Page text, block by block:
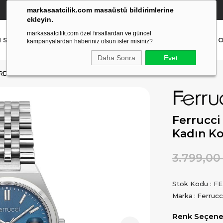
markasaatcilik.com masaüstü bildirimlerine
ekleyin.
markasaatcilik.com özel fırsatlardan ve güncel
kampanyalardan haberiniz olsun ister misiniz?
Daha Sonra Evet
YETKİLİ SATICI (Ücretsiz Kargo Ve İade)
ERKEK SAAT AKILLI SAAT
KADIN KOL SAATI
Ferrucci
Kadın
3.799,00
Stok Kodu
Marka :
Renk